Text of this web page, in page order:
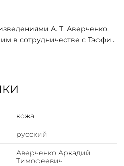
А. Т. Аверченко,
в сотрудничестве с Тэффи,
известными
„Сатириконом“»,
змия» и «Теплая
и очерков.
Сатирикон»: Ре-Ми
Н. Э Радлова, А. Е.
кожа
русский
Аверченко Аркадий
Тимофеевич